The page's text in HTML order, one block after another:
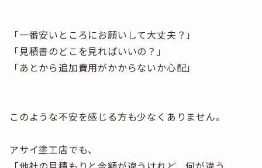
「一番安いところにお願いして大丈夫？」
「見積書のどこを見ればいいの？」
「あとから追加費用がかからないか心配」
このような不安を感じる方も少なくありません。
アサイ塗工店でも、